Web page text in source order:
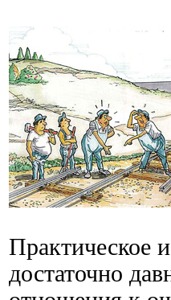
Практическое
достаточно